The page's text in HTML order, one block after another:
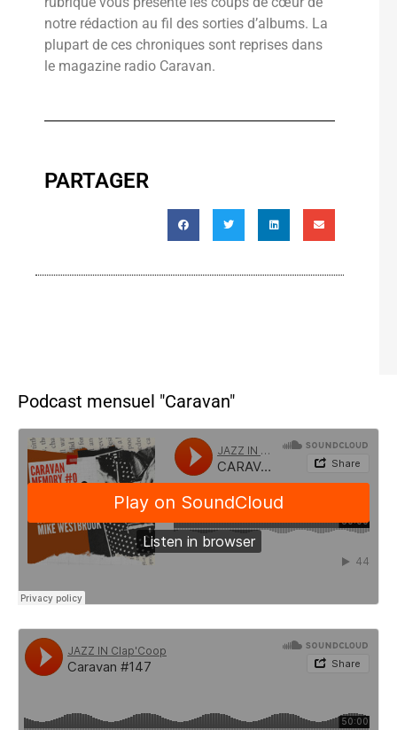
notre rédaction au fil des sorties d’albums. La
plupart de ces chroniques sont reprises dans
le magazine radio Caravan.
PARTAGER
Podcast mensuel "Caravan"